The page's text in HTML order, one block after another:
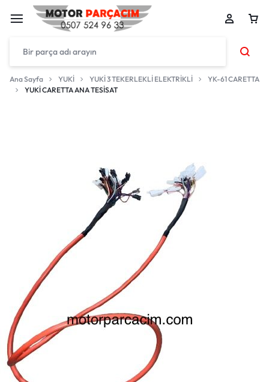
Ana Sayfa YUKİ YUKİ 3 TEKERLEKLİ ELEKTRİKLİ
YK-61 CARETTA
YUKİ CARETTA ANA TESİSAT